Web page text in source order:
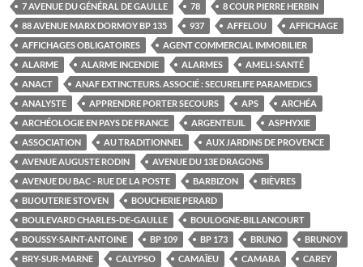
7 AVENUE DU GÉNÉRAL DE GAULLE
78
8 COUR PIERRE HERBIN
88 AVENUE MARX DORMOY BP 135
937 AFFELOU
AFFICHAGE
AFFICHAGES OBLIGATOIRES
AGENT COMMERCIAL IMMOBILIER
ALARME
ALARME INCENDIE ALARMES
AMELI-SANTÉ
ANACT
ANAF EXTINCTEURS. ASSOCIÉ : SECURELIFE PARAMEDICS
ANALYSTE
APPRENDRE PORTER SECOURS APS
ARCHÉA
ARCHÉOLOGIE EN PAYS DE FRANCE
ARGENTEUIL
ASPHYXIE
ASSOCIATION
AU TRADITIONNEL
AUX JARDINS DE PROVENCE
AVENUE AUGUSTE RODIN
AVENUE DU 13E DRAGONS
AVENUE DU BAC - RUE DE LA POSTE
BARBIZON
BIÈVRES
BIJOUTERIE STOVEN
BOUCHERIE PERARD
BOULEVARD CHARLES-DE-GAULLE
BOULOGNE-BILLANCOURT
BOUSSY-SAINT-ANTOINE
BP 109 BP 173 BRUNO
BRUNOY
BRY-SUR-MARNE
CALYPSO CAMAÏEU CAMARA
CAREY